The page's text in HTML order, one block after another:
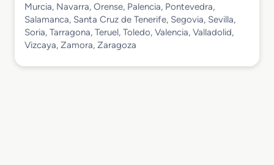
Murcia, Navarra, Orense, Palencia, Pontevedra,
Salamanca, Santa Cruz de Tenerife, Segovia, Sevilla,
Soria, Tarragona, Teruel, Toledo, Valencia, Valladolid,
Vizcaya, Zamora, Zaragoza